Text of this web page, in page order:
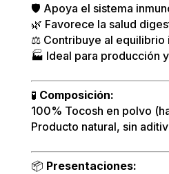
🛡️ Apoya el sistema
🌿 Favorece la salud
⚖️ Contribuye al equilibrio
🏭 Ideal para producción
🧪 Composición:
100% Tocosh en polvo
Producto natural, sin
📦 Presentaciones: